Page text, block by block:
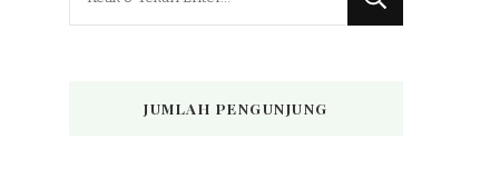
JUMLAH PENGUNJUNG